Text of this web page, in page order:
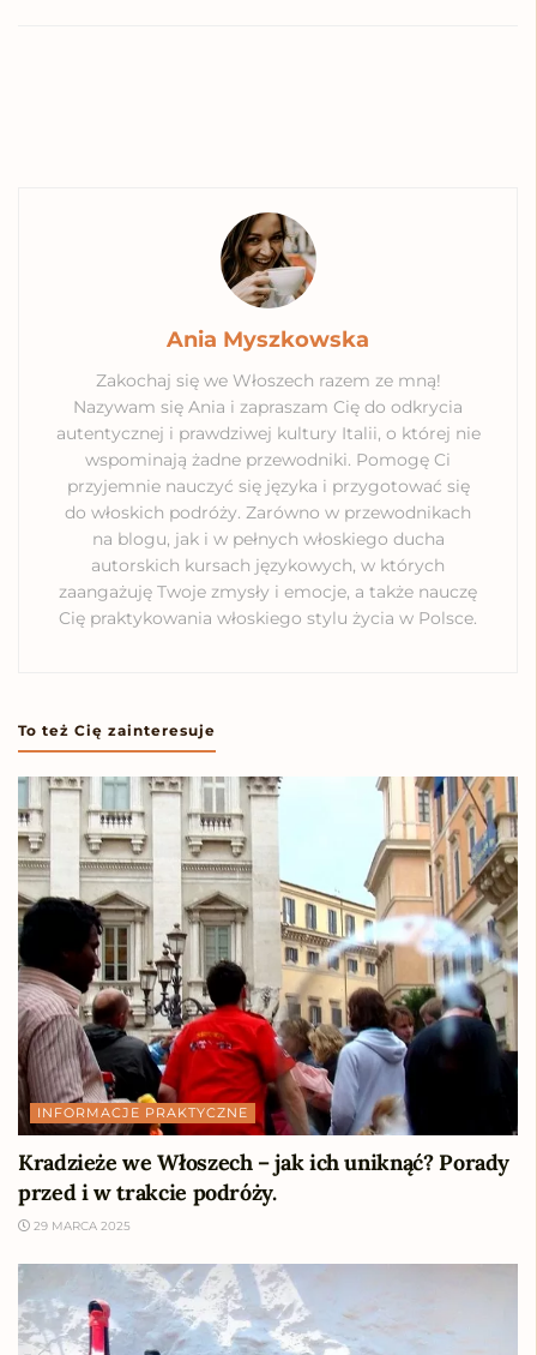
Ania Myszkowska
Zakochaj się we Włoszech razem ze mną!
Nazywam się Ania i zapraszam Cię do odkrycia
autentycznej i prawdziwej kultury Italii, o której nie
wspominają żadne przewodniki. Pomogę Ci
przyjemnie nauczyć się języka i przygotować się
do włoskich podróży. Zarówno w przewodnikach
na blogu, jak i w pełnych włoskiego ducha
autorskich kursach językowych, w których
zaangażuję Twoje zmysły i emocje, a także nauczę
Cię praktykowania włoskiego stylu życia w Polsce.
To też Cię zainteresuje
INFORMACJE PRAKTYCZNE
Kradzieże we Włoszech – jak ich uniknąć? Porady
przed i w trakcie podróży.
29 MARCA 2025